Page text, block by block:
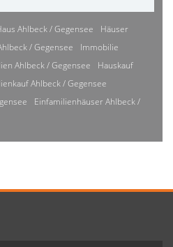
Ahlbeck / Gegensee
Häuser
/ Gegensee
Immobilie
Ahlbeck / Gegensee
Hauskauf
Ahlbeck / Gegensee
Einfamilienhäuser Ahlbeck /